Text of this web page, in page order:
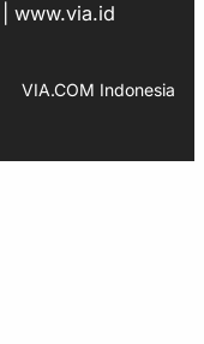
www.via.id
VIA.COM Indonesia